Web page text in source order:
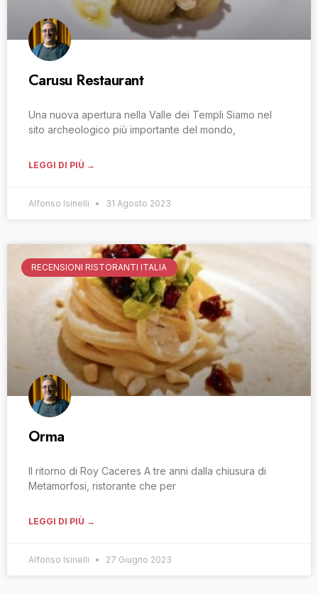
Carusu Restaurant
Una nuova apertura nella Valle dei Templi Siamo nel
sito archeologico più importante del mondo,
LEGGI DI PIÙ →
Alfonso Isinelli 31 Agosto 2023
RECENSIONI RISTORANTI ITALIA
Orma
Il ritorno di Roy Caceres A tre anni dalla chiusura di
Metamorfosi, ristorante che per
LEGGI DI PIÙ →
Alfonso Isinelli 27 Giugno 2023